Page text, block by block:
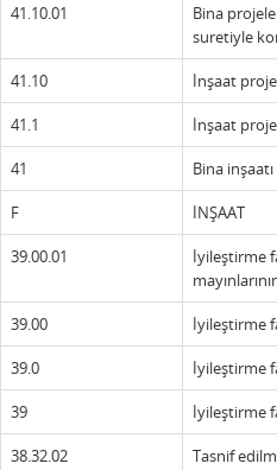
41.10.01
Bina
suretiyle
41.10 İnşaat
41.1 İnşaat
41 Bina inşaatı
F İNŞAAT
39.00.01
İyileştirme
39.00 İyileştirme
39.0 İyileştirme
39 İyileştirme
38.32.02
Tasnif